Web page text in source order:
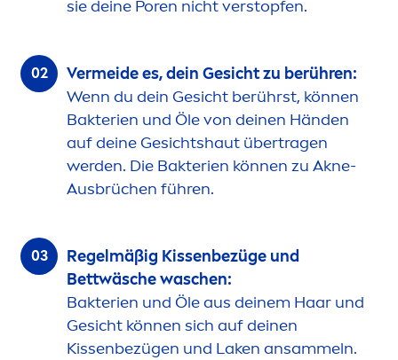
sie deine Poren nicht verstopfen.
Vermeide es, dein Gesicht zu berühren:
Wenn du dein Gesicht berührst, können
Bakterien und Öle von deinen Händen
auf deine Gesichtshaut übertragen
werden. Die Bakterien können zu Akne-
Ausbrüchen führen.
Regelmäßig Kissenbezüge und
Bettwäsche waschen:
Bakterien und Öle aus deinem Haar und
Gesicht können sich auf deinen
Kissenbezügen und Laken ansammeln.